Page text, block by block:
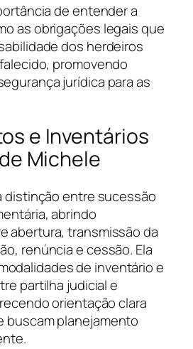
de entender a
as obrigações legais que
dos herdeiros
promovendo
jurídica para as
e Inventários
Michele
distinção entre sucessão
abrindo
abertura, transmissão da
renúncia e cessão. Ela
de inventário e
partilha judicial e
orientação clara
buscam planejamento